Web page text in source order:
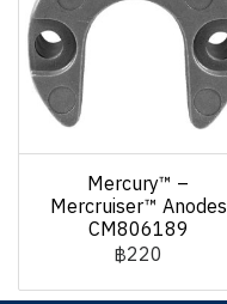
Mercury™ –
Mercruiser™ Anodes
CM806189
฿220